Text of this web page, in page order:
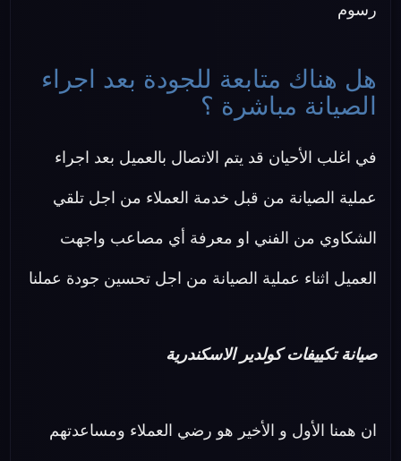
رسوم
هل هناك متابعة للجودة بعد اجراء
الصيانة مباشرة ؟
في اغلب الأحيان قد يتم الاتصال بالعميل بعد اجراء
عملية الصيانة من قبل خدمة العملاء من اجل تلقي
الشكاوي من الفني او معرفة أي مصاعب واجهت
العميل اثناء عملية الصيانة من اجل تحسين جودة عملنا
صيانة تكييفات كولدير الاسكندرية
ان همنا الأول و الأخير هو رضي العملاء ومساعدتهم